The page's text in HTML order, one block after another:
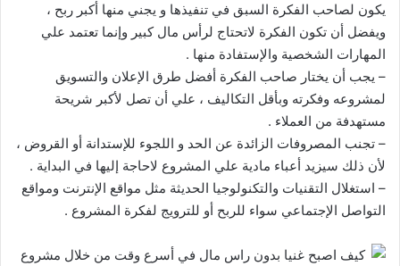
يكون لصاحب الفكرة السبق في تنفيذها و يجني منها أكبر ربح ،
ويفضل أن تكون الفكرة لاتحتاج لرأس مال كبير وإنما تعتمد علي
المهارات الشخصية والإستفادة منها .
– يجب أن يختار صاحب الفكرة أفضل طرق الإعلان والتسويق
لمشروعه وفكرته وبأقل التكاليف ، علي أن تصل لأكبر شريحة
مستهدفة من العملاء .
– تجنب المصروفات الزائدة عن الحد و اللجوء للإستدانة أو القروض ،
لأن ذلك سيزيد أعباء مادية علي المشروع لاحاجة إليها في البداية .
– استغلال التقنيات والتكنولوجيا الحديثة مثل مواقع الإنترنت ومواقع
التواصل الإجتماعي سواء للربح أو للترويج لفكرة المشروع .